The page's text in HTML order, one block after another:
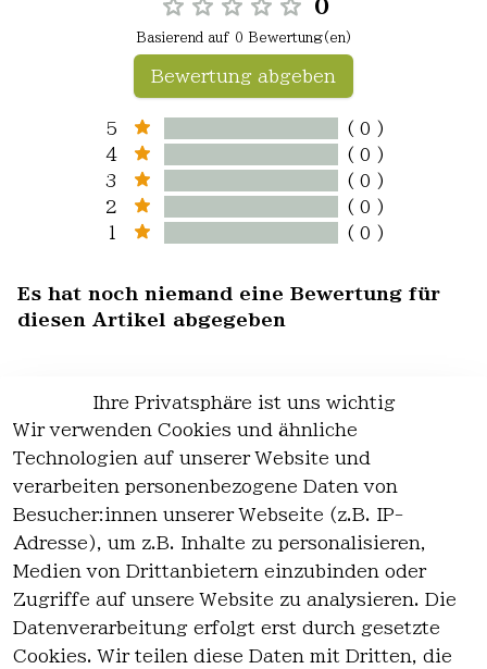
0
Basierend auf 0 Bewertung(en)
Bewertung abgeben
5
( 0 )
4
( 0 )
3
( 0 )
2
( 0 )
1
( 0 )
Es hat noch niemand eine Bewertung für
diesen Artikel abgegeben
EU-Verantwortliche Person - klicken Sie
für Details
Ihre Privatsphäre ist uns wichtig
Wir verwenden Cookies und ähnliche
Technologien auf unserer Website und
verarbeiten personenbezogene Daten von
Besucher:innen unserer Webseite (z.B. IP-
Adresse), um z.B. Inhalte zu personalisieren,
Medien von Drittanbietern einzubinden oder
Zugriffe auf unsere Website zu analysieren. Die
Datenverarbeitung erfolgt erst durch gesetzte
Cookies. Wir teilen diese Daten mit Dritten, die